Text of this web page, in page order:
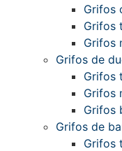
Grifos
Grifos
Grifos
Grifos de
Grifos
Grifos
Grifos
Grifos de
Grifos